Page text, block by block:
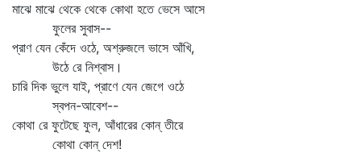
মাঝে মাঝে থেকে থেকে কোথা হতে ভেসে আসে
ফুলের সুবাস--
প্রাণ যেন কেঁদে ওঠে, অশ্রুজলে ভাসে আঁখি,
উঠে রে নিশ্বাস।
চারি দিক ভুলে যাই, প্রাণে যেন জেগে ওঠে
স্বপন-আবেশ--
কোথা রে ফুটেছে ফুল, আঁধারের কোন্‌ তীরে
কোথা কোন্‌ দেশ!